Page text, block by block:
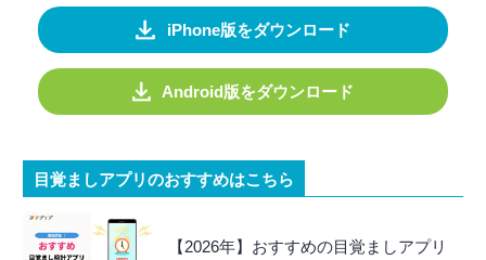
iPhone版をダウンロード
Android版をダウンロード
目覚ましアプリのおすすめはこちら
【2026年】おすすめの目覚ましアプリ